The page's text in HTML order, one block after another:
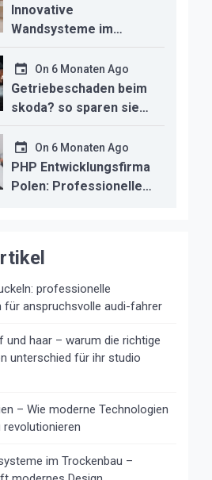
revolutionieren
Innovative
Wandsysteme im
Trockenbau –
Funktionalität trifft
modernes Design
On 6 Monaten Ago
Getriebeschaden beim
skoda? so sparen sie
kosten durch
professionelle
instandsetzung
On 6 Monaten Ago
PHP Entwicklungsfirma
Polen: Professionelle
professionelle
für anspruchsvolle audi-fahrer
und haar – warum die richtige
unterschied für ihr studio
– Wie moderne Technologien
revolutionieren
im Trockenbau –